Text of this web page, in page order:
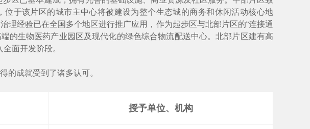
于该片区的城市主中心将被建设为整个生态城的商务和休闲活动核心地
理经验已在全国多个地区进行推广应用，作为起步区与北部片区的“连接通
的生物医药产业园区及现代化的绿色综合物流配送中心。北部片区建有高
面开发阶段。
的成就受到了诸多认可。
授予单位、机构